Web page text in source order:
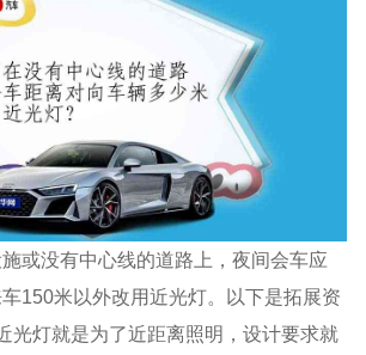
或没有中心线的道路上，夜间会车应
150米以外改用近光灯。以下是拓展资
光灯就是为了近距离照明，设计要求就